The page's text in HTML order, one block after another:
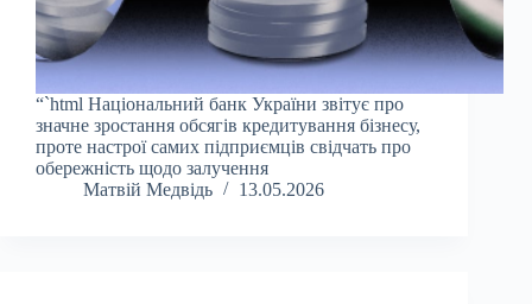
“`html Національний банк України звітує про
значне зростання обсягів кредитування бізнесу,
проте настрої самих підприємців свідчать про
обережність щодо залучення
Матвій Медвідь
13.05.2026